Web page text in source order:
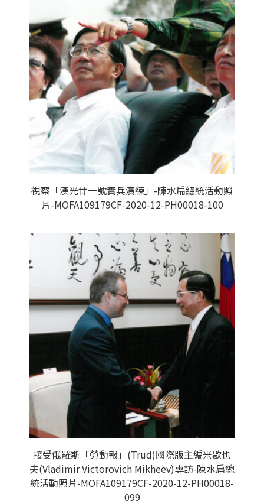
視察「漢光廿一號實兵演練」-陳水扁總統活動照
片-MOFA109179CF-2020-12-PH00018-100
接受俄羅斯「勞動報」(Trud)國際版主編米歇也
夫(Vladimir Victorovich Mikheev)專訪-陳水扁總
統活動照片-MOFA109179CF-2020-12-PH00018-
099